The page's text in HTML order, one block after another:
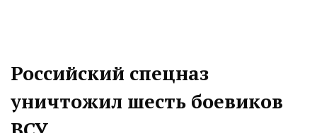
Российский спецназ
уничтожил шесть боевиков